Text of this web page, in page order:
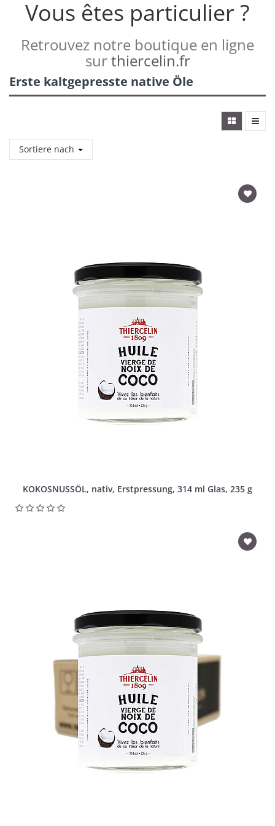
Vous êtes particulier ?
Retrouvez notre boutique en ligne
surthiercelin.fr
Erste kaltgepresste native Öle
Sortiere nach
KOKOSNUSSÖL, nativ, Erstpressung, 314 ml Glas, 235 g